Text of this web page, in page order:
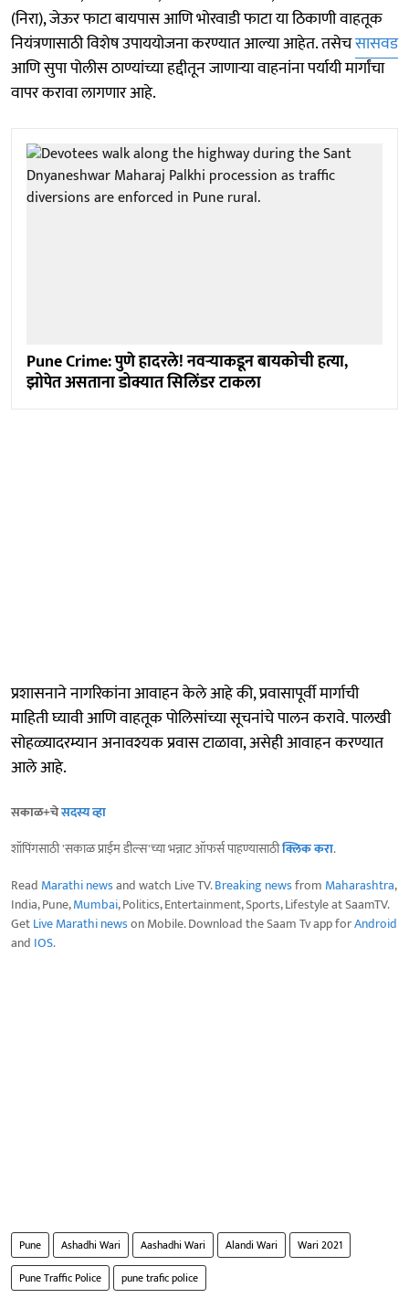
(निरा), जेऊर फाटा बायपास आणि भोरवाडी फाटा या ठिकाणी वाहतूक
नियंत्रणासाठी विशेष उपाययोजना करण्यात आल्या आहेत. तसेचसासवड
आणि सुपा पोलीस ठाण्यांच्या हद्दीतून जाणाऱ्या वाहनांना पर्यायी मार्गांचा
वापर करावा लागणार आहे.
Pune Crime: पुणे हादरले! नवऱ्याकडून बायकोची हत्या,
झोपेत असताना डोक्यात सिलिंडर टाकला
प्रशासनाने नागरिकांना आवाहन केले आहे की, प्रवासापूर्वी मार्गाची
माहिती घ्यावी आणि वाहतूक पोलिसांच्या सूचनांचे पालन करावे. पालखी
सोहळ्यादरम्यान अनावश्यक प्रवास टाळावा, असेही आवाहन करण्यात
आले आहे.
सकाळ+चेसदस्य व्हा
शॉपिंगसाठी 'सकाळ प्राईम डील्स'च्या भन्नाट ऑफर्स पाहण्यासाठीक्लिक करा.
Read Marathi newsand watch Live TV.Breaking newsfrom Maharashtra,
India, Pune,Mumbai, Politics, Entertainment, Sports, Lifestyle at SaamTV.
GetLive Marathi newson Mobile. Download the Saam Tv app forAndroid
and IOS.
Pune Ashadhi Wari Aashadhi Wari Alandi Wari
Wari 2021
Pune Traffic Police
pune trafic police